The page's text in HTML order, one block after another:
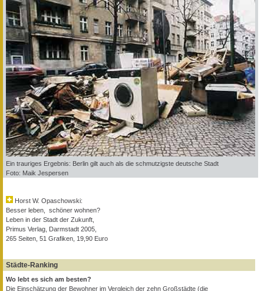
Ein trauriges Ergebnis: Berlin gilt auch als die schmutzigste deutsche Stadt
Foto: Maik Jespersen
Horst W. Opaschowski:
Besser leben, schöner wohnen?
Leben in der Stadt der Zukunft,
Primus Verlag, Darmstadt 2005,
265 Seiten, 51 Grafiken, 19,90 Euro
Städte-Ranking
Wo lebt es sich am besten?
Die Einschätzung der Bewohner im Vergleich der zehn Großstädte (die